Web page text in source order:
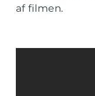
af filmen.